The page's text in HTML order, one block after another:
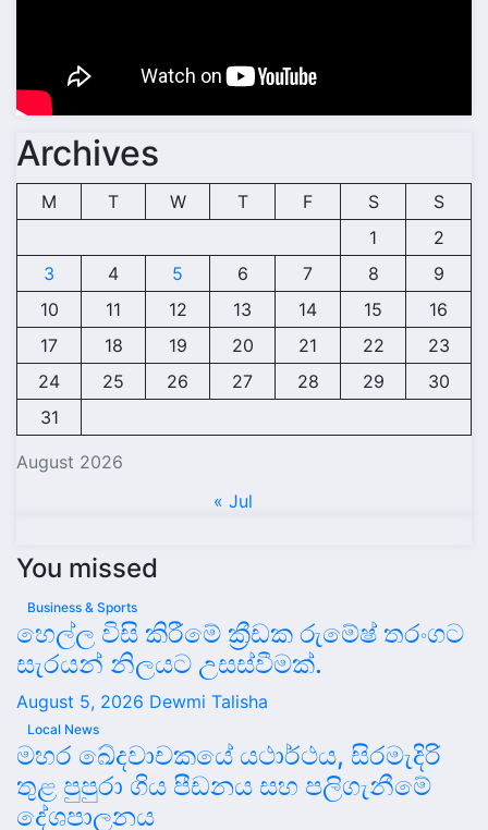
Archives
August 2026
M T W T F S
S
1
2
3
4 5 6 7 8
9
10
11 12 13 14 15
16
17
18 19 20 21 22
23
24
25 26 27 28 29
30
31
« Jul
You missed
Business & Sports
හෙල්ල විසි කිරීමේ ක්‍රීඩක රුමේෂ් තරංගට
සැරයන් නිලයට උසස්වීමක්.
August 5, 2026 Dewmi Talisha
Local News
මහර ඛේදවාචකයේ යථාර්ථය, සිරමැදිරි
තුළ පුපුරා ගිය පීඩනය සහ පලිගැනීමේ
දේශපාලනය